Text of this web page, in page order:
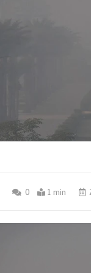
0 1 min